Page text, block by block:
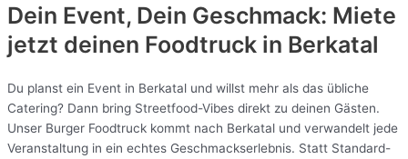
Dein Event, Dein Geschmack: Miete
jetzt deinen Foodtruck in Berkatal
Du planst ein Event in Berkatal und willst mehr als das übliche
Catering? Dann bring Streetfood-Vibes direkt zu deinen Gästen.
Unser Burger Foodtruck kommt nach Berkatal und verwandelt jede
Veranstaltung in ein echtes Geschmackserlebnis. Statt Standard-